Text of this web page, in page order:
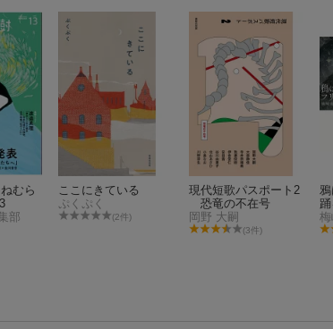
むら
部
ここにきている
ぷくぷく
(2件)
現代短歌パスポート2
恐竜の不在号
岡野 大嗣
(3件)